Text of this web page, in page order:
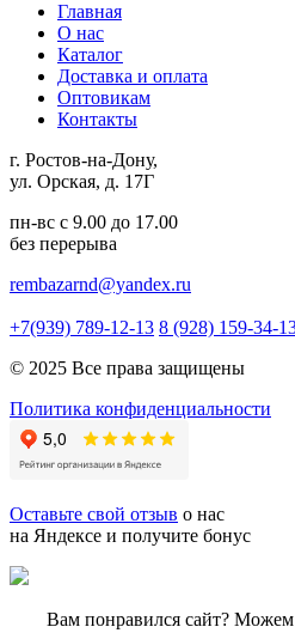
Главная
О нас
Каталог
Доставка и оплата
Оптовикам
Контакты
г. Ростов-на-Дону,
ул. Орская, д. 17Г
пн-вс с 9.00 до 17.00
без перерыва
rembazarnd@yandex.ru
+7(939) 789-12-13 8 (928) 159-34-
© 2025 Все права защищены
Политика конфиденциальности
Оставьте свой отзыв о нас
на Яндексе и получите бонус
Вам понравился сайт? Можем